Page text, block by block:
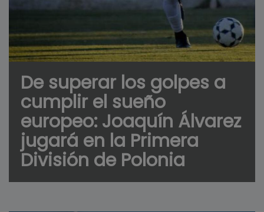
De superar los golpes a
cumplir el sueño
europeo: Joaquín Álvarez
jugará en la Primera
División de Polonia